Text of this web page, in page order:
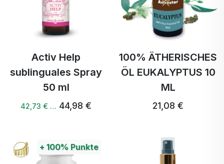
Activ Help
sublinguales Spray
50 ml
42,73 € … 44,98 €
100% ÄTHERISCHES
ÖL EUKALYPTUS 10
ML
21,08 €
+ 100% Punkte